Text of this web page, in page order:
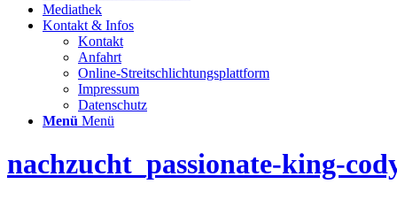
Mediathek
Kontakt & Infos
Kontakt
Anfahrt
Online-Streitschlichtungsplattform
Impressum
Datenschutz
Menü Menü
nachzucht_passionate-king-